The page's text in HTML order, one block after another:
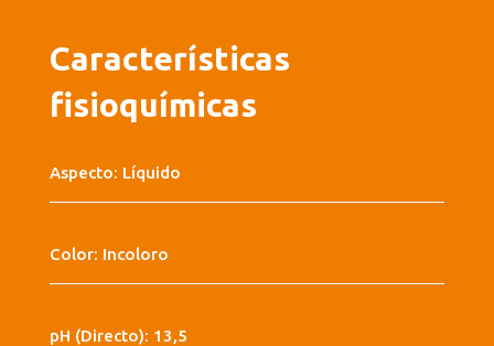
Características
fisioquímicas
Aspecto: Líquido
Color: Incoloro
pH (Directo): 13,5